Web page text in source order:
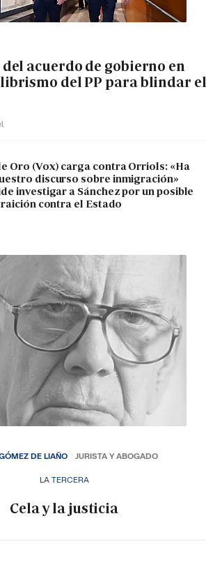
acuerdo de gobierno en
del PP para blindar el
Oro (Vox) carga contra Orriols: «Ha
discurso sobre inmigración»
investigar a Sánchez por un posible
contra el Estado
LA TERCERA
Cela y la justicia
DE LIAÑO JURISTA Y ABOGADO